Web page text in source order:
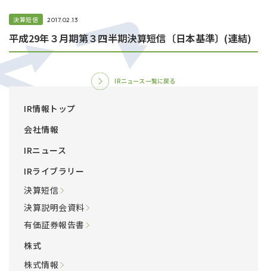
IR情報トップ
会社情報
IRニュース
IRライブラリー
決算短信
決算説明会資料
有価証券報告書
株式
株式情報
決算短信 2017.02.13
平成29年３月期第３四半期決算短信〔日本基準〕(連結)
IRニュース一覧に戻る